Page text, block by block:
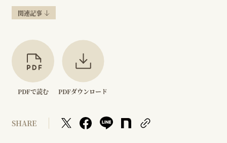
関連記事
PDFで読む PDFダウンロード
SHARE